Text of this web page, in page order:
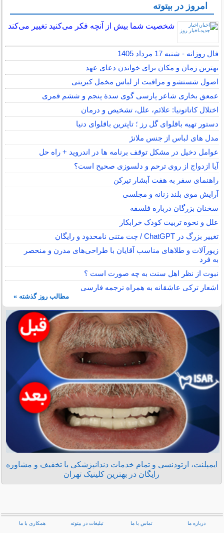
امروز در بیتوته
شخصیت شما بیش از آنچه فکر می‌کنید تغییر می‌کند
فال روزانه - شنبه 17 مرداد 1405
بهترین زمان و مکان برای خواندن دعای عهد
اصول شستشو و مراقبت از لباس مخمل کبریتی
عمعق بخاری شاعر پارسی گوی سدهٔ پنجم و ششم قمری
اختلال کاتاتونیا: علائم، علل، تشخیص و درمان
دستور تهیه باقلوای گل رز ؛ تاپترین باقلوای دنیا
مدل های لباس از جنس ملانژ
عوامل دخیل در مشکل توقف برنامه ها در اندروید + راه حل
آیا ازدواج از روی ترحم و دلسوزی صحیح است؟
راهنمای سفر به هفت آبشار تیرکن
آرایش موی بلند زنانه و مجلسی
سخنان بزرگان درباره فلسفه
علل و نحوه تربیت کودک خرابکار
تغییر بزرگ در ChatGPT / چت متنی نامحدود و رایگان
زیورآلات و طلاهای مناسب آقایان با طراحی‌های مدرن و منحصر
به فرد
نبوت از نظر اهل سنت به چه صورت است ؟
اشعار ترکی عاشقانه به همراه ترجمه فارسی
مطالب روز گذشته »
ایمپلنت، ارتودنسی و تمام خدمات دندانپزشکی با تخفیف و مشاوره
رایگان در بهترین کلینیک تهران
درباره ما تماس با ما تبلیغات در بیتوته همکاری با ما